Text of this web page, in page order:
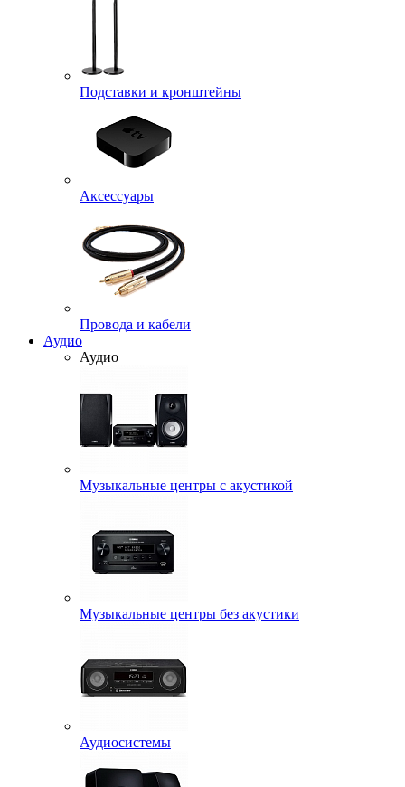
Подставки и кронштейны
Аксессуары
Провода и кабели
Аудио
Аудио
Музыкальные центры с акустикой
Музыкальные центры без акустики
Аудиосистемы